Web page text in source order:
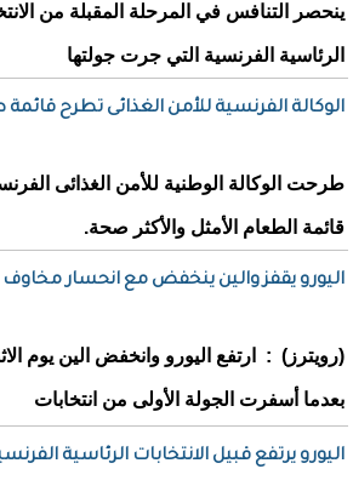
ينحصر التنافس في المرحلة المقبلة من
الرئاسية الفرنسية التي جرت جولتها
الوكالة الفرنسية للأمن الغذائى تطرح
طرحت الوكالة الوطنية للأمن الغذائى
قائمة الطعام الأمثل والأكثر صحة.
اليورو يقفز والين ينخفض مع انحسار مخاوف
(رويترز) : ارتفع اليورو وانخفض الين يوم
بعدما أسفرت الجولة الأولى من انتخابات
اليورو يرتفع قبيل الانتخابات الرئاسية